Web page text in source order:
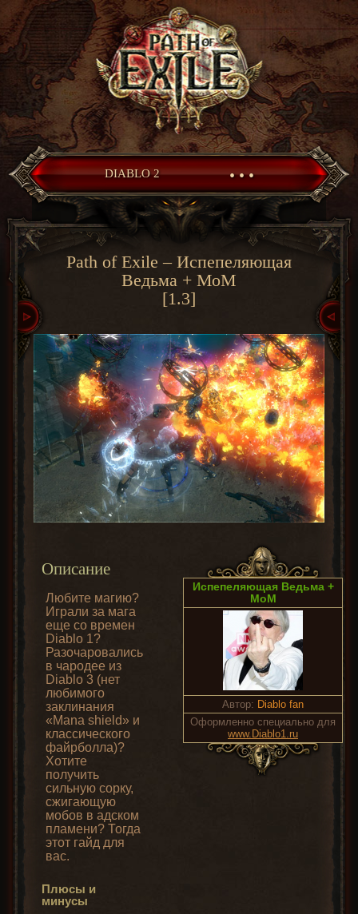
DIABLO 2 • • •
Path of Exile – Испепеляющая
Ведьма + МоМ
[1.3]
Описание
Любите магию?
Играли за мага
еще со времен
Diablo 1?
Разочаровались
в чародее из
Diablo 3 (нет
любимого
заклинания
«Mana shield» и
классического
файрболла)?
Хотите
получить
сильную сорку,
сжигающую
мобов в адском
пламени? Тогда
этот гайд для
вас.
Плюсы и
минусы
Испепеляющая Ведьма +
МоМ
Автор: Diablo fan
Оформленно специально для
www.Diablo1.ru